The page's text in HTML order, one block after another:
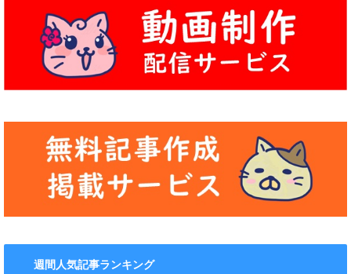
週間人気記事ランキング